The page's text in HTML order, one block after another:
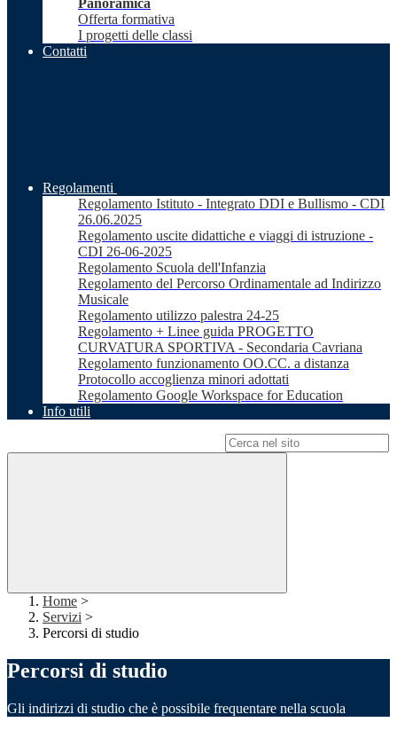
Panoramica
Offerta formativa
I progetti delle classi
Contatti
Regolamenti
Regolamento Istituto - Integrato DDI e Bullismo - CDI
26.06.2025
Regolamento uscite didattiche e viaggi di istruzione -
CDI 26-06-2025
Regolamento Scuola dell'Infanzia
Regolamento del Percorso Ordinamentale ad Indirizzo
Musicale
Regolamento utilizzo palestra 24-25
Regolamento + Linee guida PROGETTO
CURVATURA SPORTIVA - Secondaria Cavriana
Regolamento funzionamento OO.CC. a distanza
Protocollo accoglienza minori adottati
Regolamento Google Workspace for Education
Info utili
Home >
Servizi >
Percorsi di studio
Percorsi di studio
Gli indirizzi di studio che è possibile frequentare nella scuola